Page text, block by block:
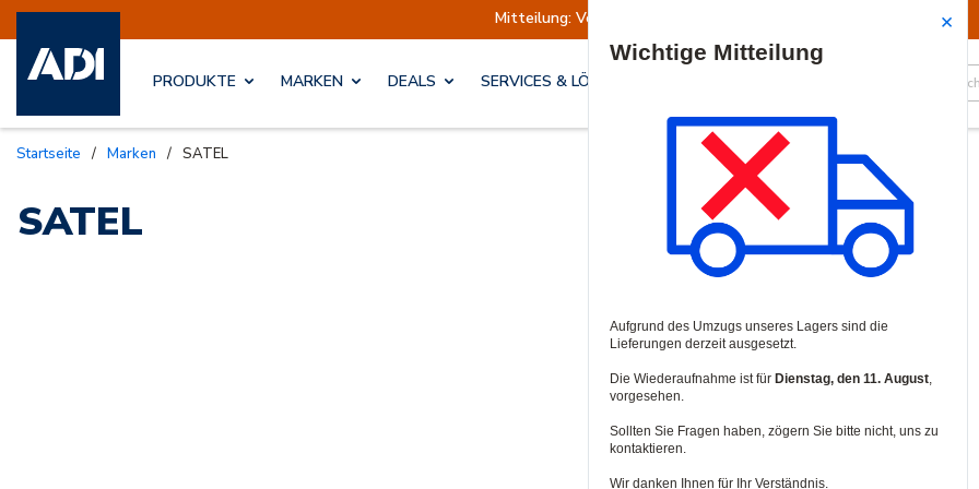
Mitteilung: Versand ausgesetzt
PRODUKTE MARKEN DEALS SERVICES & LÖSUNGEN
Startseite / Marken / SATEL
SATEL